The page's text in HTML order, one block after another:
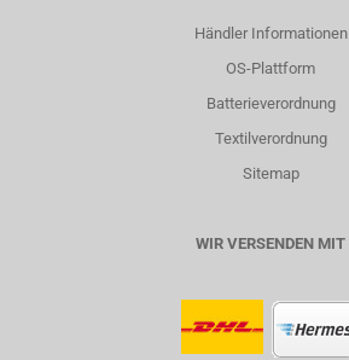
Händler Informationen
OS-Plattform
Batterieverordnung
Textilverordnung
Sitemap
WIR VERSENDEN MIT